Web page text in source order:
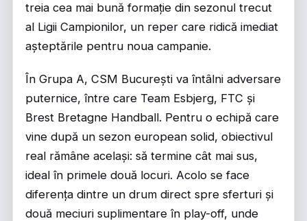
treia cea mai bună formație din sezonul trecut
al Ligii Campionilor, un reper care ridică imediat
așteptările pentru noua campanie.
În Grupa A, CSM București va întâlni adversare
puternice, între care Team Esbjerg, FTC și
Brest Bretagne Handball. Pentru o echipă care
vine după un sezon european solid, obiectivul
real rămâne același: să termine cât mai sus,
ideal în primele două locuri. Acolo se face
diferența dintre un drum direct spre sferturi și
două meciuri suplimentare în play-off, unde